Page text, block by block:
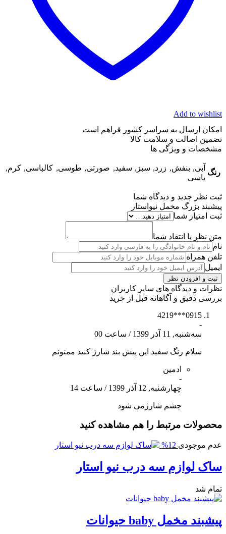
Add to wishlist
امکان ارسال به سراسر کشور فراهم است
تضمین اصالت و سلامت کالا
مشخصات و ویژگی ها
رنگ
آبی, بنفش, زرد, سبز, سفید, صورتی, طوسی, کالباسی, کرم,
یاسی
ثبت نظر جدید و دیدگاه شما
پیشبند بزرگ مخمل نیواستار
ثبت امتیاز شما
متن نظر یا انتقاد شما
نام
تلفن همراه
ایمیل
نظرات و دیدگاه های سایر کاربران
بررسی دقیق و آگاهانه قبل از خرید
0915***4219
-
سه‌شنبه, 11 آذر 1399
/ ساعت 00
سلام رنگ سفید این پیش بند شارژ کنید ممنونم
ادمین
-
چهارشنبه, 12 آذر 1399
/ ساعت 14
چشم شارژمی شود
محصولات مرتبط را هم مشاهده کنید
عدم موجودی 12%
ساک لوازم سه درب نیو استار
تمام شد
پیشبند مخمل baby حیوانات